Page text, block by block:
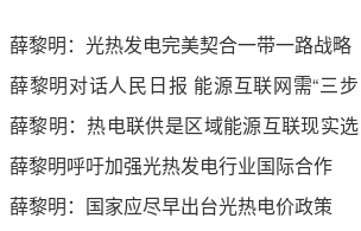
薛黎明：光热发电完美契合一带一路战略
薛黎明对话人民日报 能源互联网需“三步
走”
薛黎明：热电联供是区域能源互联现实选
择
薛黎明呼吁加强光热发电行业国际合作
薛黎明：国家应尽早出台光热电价政策